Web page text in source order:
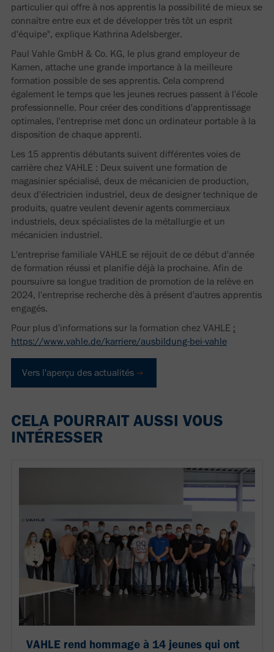
particulier qui offre à nos apprentis la possibilité de mieux se
connaître entre eux et de développer très tôt un esprit
d'équipe", explique Kathrina Adelsberger.
Paul Vahle GmbH & Co. KG, le plus grand employeur de
Kamen, attache une grande importance à la meilleure
formation possible de ses apprentis. Cela comprend
également le temps que les jeunes recrues passent à l'école
professionnelle. Pour créer des conditions d'apprentissage
optimales, l'entreprise met donc un ordinateur portable à la
disposition de chaque apprenti.
Les 15 apprentis débutants suivent différentes voies de
carrière chez VAHLE : Deux suivent une formation de
magasinier spécialisé, deux de mécanicien de production,
deux d'électricien industriel, deux de designer technique de
produits, quatre veulent devenir agents commerciaux
industriels, deux spécialistes de la métallurgie et un
mécanicien industriel.
L'entreprise familiale VAHLE se réjouit de ce début d'année
de formation réussi et planifie déjà la prochaine. Afin de
poursuivre sa longue tradition de promotion de la relève en
2024, l'entreprise recherche dès à présent d'autres apprentis
engagés.
Pour plus d'informations sur la formation chez VAHLE :
https://www.vahle.de/karriere/ausbildung-bei-vahle
Vers l'aperçu des actualités
CELA POURRAIT AUSSI VOUS
INTÉRESSER
VAHLE rend hommage à 14 jeunes qui ont